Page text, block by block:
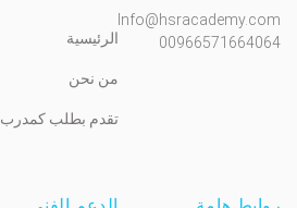
Info@hsracademy.com
00966571664064
الرئيسية
من نحن
تقدم بطلب كمدرب